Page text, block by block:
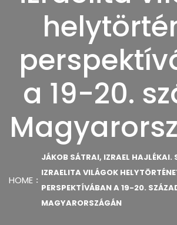
a 19-20.
HOME
JÁKOB SÁTRAI, IZRAEL HAJLÉKAI.
IZRAELITA VILÁGOK
PERSPEKTÍVÁBAN A 19-20.
MAGYARORSZÁGÁN